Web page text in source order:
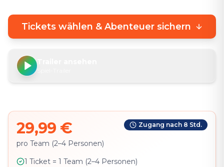
Tickets wählen & Abenteuer sichern
29,99 €
pro Team (2–4 Personen)
Zugang nach 8 Std.
1 Ticket = 1 Team (2–4 Personen)